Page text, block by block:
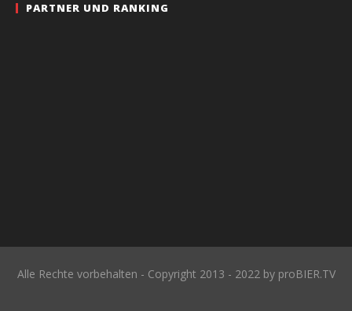
PARTNER UND RANKING
Alle Rechte vorbehalten - Copyright 2013 - 2022 by proBIER.TV